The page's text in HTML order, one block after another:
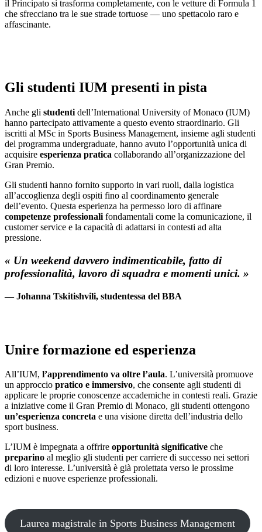
il Principato si trasforma completamente, con le vetture di Formula 1
che sfrecciano tra le sue strade tortuose — uno spettacolo raro e
affascinante.
Gli studenti IUM presenti in pista
Anche gli studenti dell’International University of Monaco (IUM)
hanno partecipato attivamente a questo evento straordinario. Gli
iscritti al MSc in Sports Business Management, insieme agli studenti
del programma undergraduate, hanno avuto l’opportunità unica di
acquisire esperienza pratica collaborando all’organizzazione del
Gran Premio.
Gli studenti hanno fornito supporto in vari ruoli, dalla logistica
all’accoglienza degli ospiti fino al coordinamento generale
dell’evento. Questa esperienza ha permesso loro di affinare
competenze professionali fondamentali come la comunicazione, il
customer service e la capacità di adattarsi in contesti ad alta
pressione.
« Un weekend davvero indimenticabile, fatto di
professionalità, lavoro di squadra e momenti unici. »
— Johanna Tskitishvili, studentessa del BBA
Unire formazione ed esperienza
All’IUM, l’apprendimento va oltre l’aula. L’università promuove
un approccio pratico e immersivo, che consente agli studenti di
applicare le proprie conoscenze accademiche in contesti reali. Grazie
a iniziative come il Gran Premio di Monaco, gli studenti ottengono
un’esperienza concreta e una visione diretta dell’industria dello
sport business.
L’IUM è impegnata a offrire opportunità significative che
preparino al meglio gli studenti per carriere di successo nei settori
di loro interesse. L’università è già proiettata verso le prossime
edizioni e nuove esperienze professionali.
Laurea magistrale in Sports Business Management